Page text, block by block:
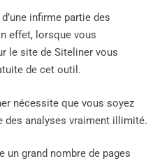
infirme partie des
effet, lorsque vous
le site de Siteliner vous
de cet outil.
nécessite que vous soyez
des analyses vraiment illimité.
un grand nombre de pages